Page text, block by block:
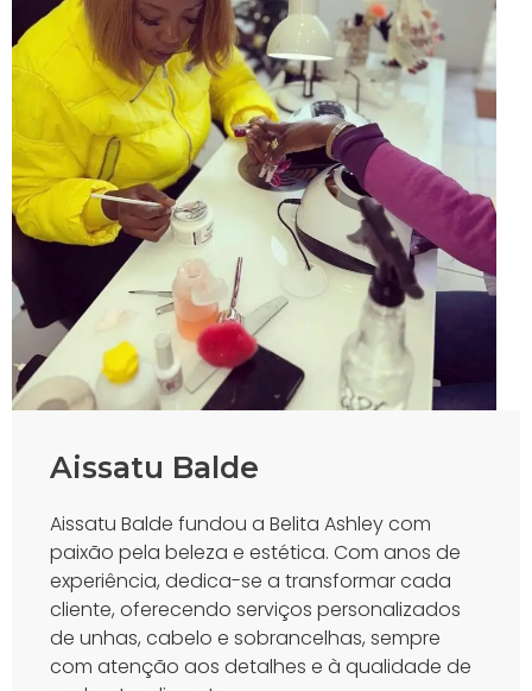
Aissatu Balde
Aissatu Balde fundou a Belita Ashley com
paixão pela beleza e estética. Com anos de
experiência, dedica-se a transformar cada
cliente, oferecendo serviços personalizados
de unhas, cabelo e sobrancelhas, sempre
com atenção aos detalhes e à qualidade de